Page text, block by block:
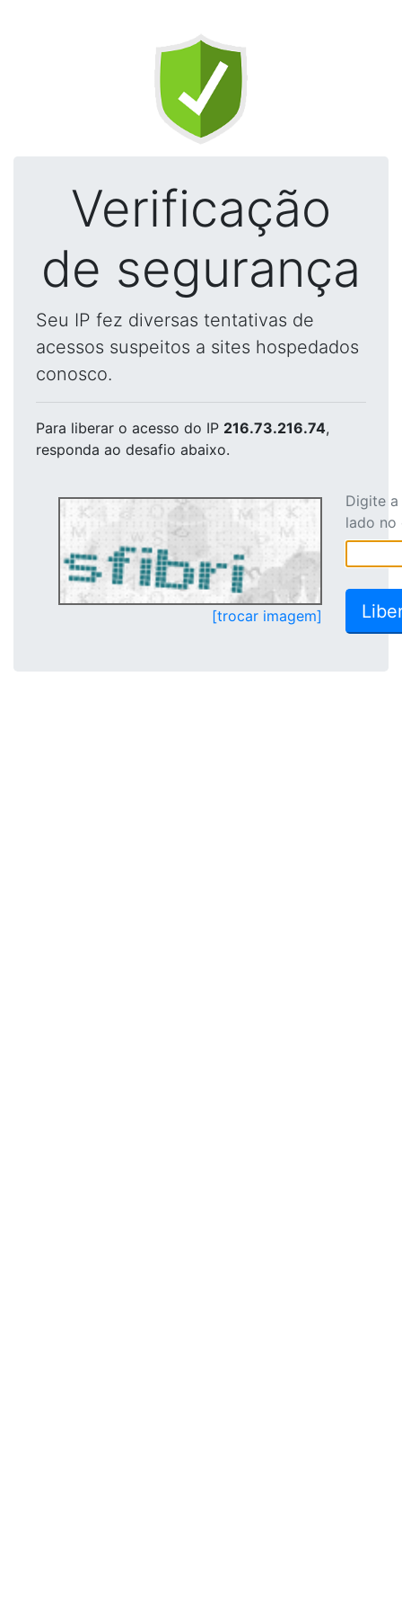
Verificação
de segurança
Seu IP fez diversas tentativas de
acessos suspeitos a sites hospedados
conosco.
Para liberar o acesso do IP 216.73.216.74,
responda ao desafio abaixo.
[trocar imagem]
Digite
lado no